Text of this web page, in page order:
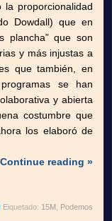
la proporcionalidad
Dowdall) que en
plancha” que son
y más injustas a
que también, en
se han
y abierta
costumbre que
los elaboró de
Continue reading »
Eiquetado: 15M Podemos